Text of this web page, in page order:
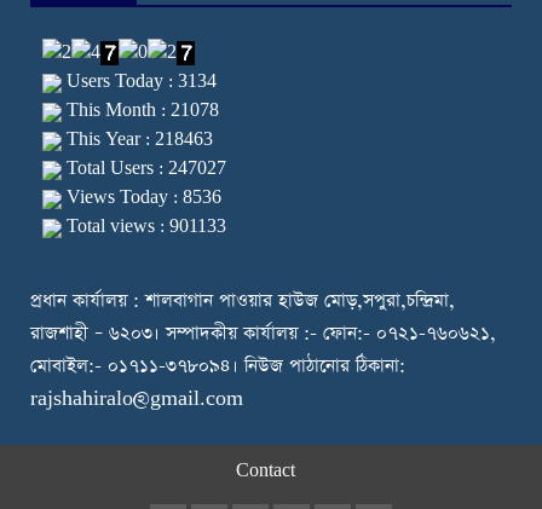
Users Today : 3134
This Month : 21078
This Year : 218463
Total Users : 247027
Views Today : 8536
Total views : 901133
প্রধান কার্যালয় : শালবাগান পাওয়ার হাউজ মোড়,সপুরা,চন্দ্রিমা,
রাজশাহী – ৬২০৩। সম্পাদকীয় কার্যালয় :- ফোন:- ০৭২১-৭৬০৬২১,
মোবাইল:- ০১৭১১-৩৭৮০৯৪। নিউজ পাঠানোর ঠিকানা:
rajshahiralo@gmail.com
Contact